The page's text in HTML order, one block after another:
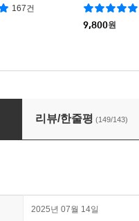
167건
9,800원
리뷰/한줄평 (149/143)
2025년 07월 14일